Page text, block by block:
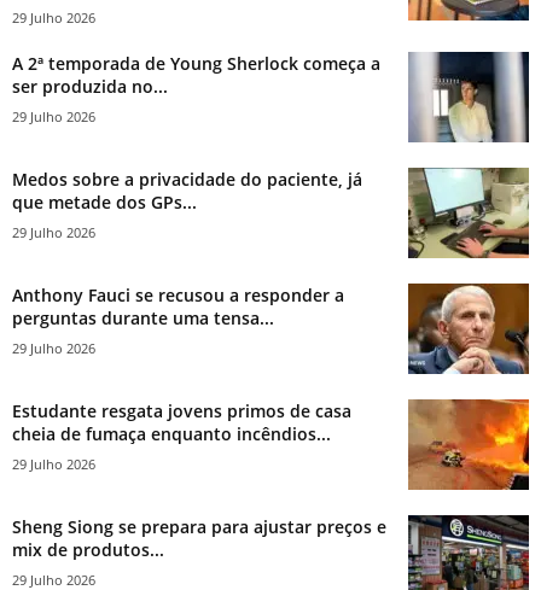
29 Julho 2026
A 2ª temporada de Young Sherlock começa a
ser produzida no...
29 Julho 2026
Medos sobre a privacidade do paciente, já
que metade dos GPs...
29 Julho 2026
Anthony Fauci se recusou a responder a
perguntas durante uma tensa...
29 Julho 2026
Estudante resgata jovens primos de casa
cheia de fumaça enquanto incêndios...
29 Julho 2026
Sheng Siong se prepara para ajustar preços e
mix de produtos...
29 Julho 2026